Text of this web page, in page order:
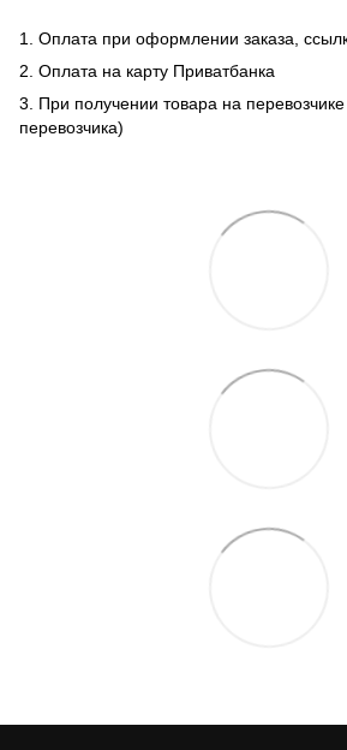
1. Оплата при оформлении заказа,
2. Оплата на карту Приватбанка
3. При получении товара на
перевозчика)